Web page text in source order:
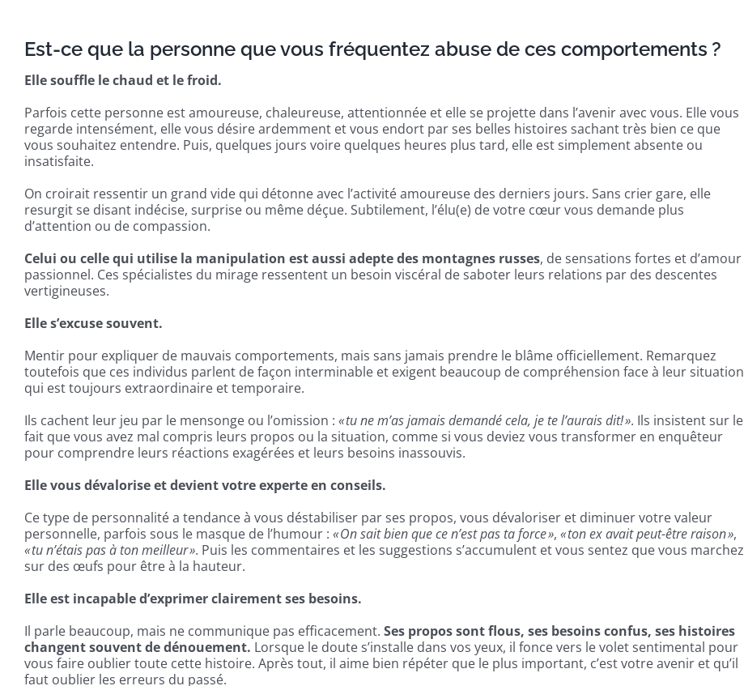
Est-ce que la personne que vous fréquentez abuse de ces comportements ?
Elle souffle le chaud et le froid.
Parfois cette personne est amoureuse, chaleureuse, attentionnée et elle se projette dans l’avenir avec vous. Elle vous
regarde intensément, elle vous désire ardemment et vous endort par ses belles histoires sachant très bien ce que
vous souhaitez entendre. Puis, quelques jours voire quelques heures plus tard, elle est simplement absente ou
insatisfaite.
On croirait ressentir un grand vide qui détonne avec l’activité amoureuse des derniers jours. Sans crier gare, elle
resurgit se disant indécise, surprise ou même déçue. Subtilement, l’élu(e) de votre cœur vous demande plus
d’attention ou de compassion.
Celui ou celle qui utilise la manipulation est aussi adepte des montagnes russes, de sensations fortes et d’amour
passionnel. Ces spécialistes du mirage ressentent un besoin viscéral de saboter leurs relations par des descentes
vertigineuses.
Elle s’excuse souvent.
Mentir pour expliquer de mauvais comportements, mais sans jamais prendre le blâme officiellement. Remarquez
toutefois que ces individus parlent de façon interminable et exigent beaucoup de compréhension face à leur situation
qui est toujours extraordinaire et temporaire.
Ils cachent leur jeu par le mensonge ou l’omission : « tu ne m’as jamais demandé cela, je te l’aurais dit! ». Ils insistent sur le
fait que vous avez mal compris leurs propos ou la situation, comme si vous deviez vous transformer en enquêteur
pour comprendre leurs réactions exagérées et leurs besoins inassouvis.
Elle vous dévalorise et devient votre experte en conseils.
Ce type de personnalité a tendance à vous déstabiliser par ses propos, vous dévaloriser et diminuer votre valeur
personnelle, parfois sous le masque de l’humour : « On sait bien que ce n’est pas ta force », « ton ex avait peut-être raison »,
« tu n’étais pas à ton meilleur ». Puis les commentaires et les suggestions s’accumulent et vous sentez que vous marchez
sur des œufs pour être à la hauteur.
Elle est incapable d’exprimer clairement ses besoins.
Il parle beaucoup, mais ne communique pas efficacement. Ses propos sont flous, ses besoins confus, ses histoires
changent souvent de dénouement. Lorsque le doute s’installe dans vos yeux, il fonce vers le volet sentimental pour
vous faire oublier toute cette histoire. Après tout, il aime bien répéter que le plus important, c’est votre avenir et qu’il
faut oublier les erreurs du passé.